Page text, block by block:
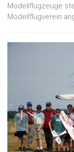
Modellflugzeuge
Modellflugverein